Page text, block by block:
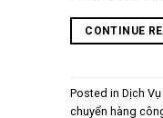
CONTINUE
Posted in Dịch
chuyển hàng